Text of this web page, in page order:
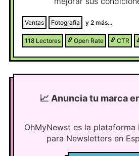
que circula por ahí,
niusleter te interese.
cliente, cobrar más
conseguir proyectos
Ventas Fotografía y 2 más...
118 Lectores 🔓 Open Rate 🔓 CTR
📈 Anuncia tu marca
OhMyNewst es la
para Newsletters en